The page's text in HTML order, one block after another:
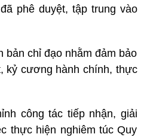
phê duyệt, tập trung vào
bản chỉ đạo nhằm đảm bảo
kỷ cương hành chính, thực
công tác tiếp nhận, giải
thực hiện nghiêm túc Quy